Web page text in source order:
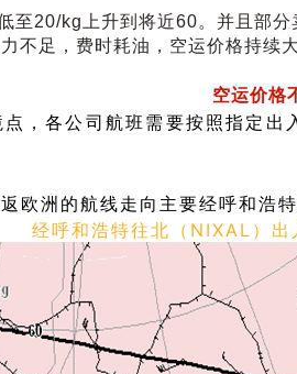
20/kg上升到将近60。并且 部分
不足，费时耗油，空运价格持续大
空运价格
，各公司航班需要按照指定
欧洲的航线走向主要经呼和浩
经呼和浩特往北（NIXAL）出